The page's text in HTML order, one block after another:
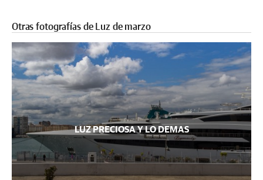
Otras fotografías de Luz de marzo
LUZ PRECIOSA Y LO DEMAS